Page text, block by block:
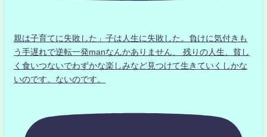
親は子育てに失敗した」子は人生に失敗した。負けに気付きも
う手遅れで逆転一発manなんかありません、 残りの人生、貧し
く食いつないでわずかな楽しみなど見つけて生きていくしかな
いのです。ないのです。